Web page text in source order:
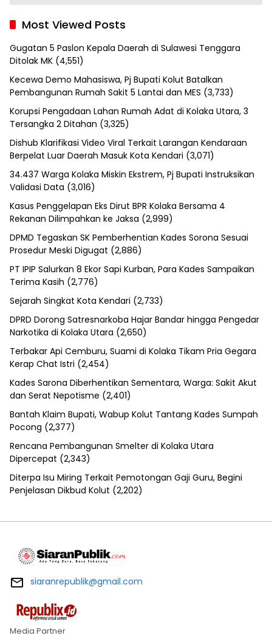
Most Viewed Posts
Gugatan 5 Paslon Kepala Daerah di Sulawesi Tenggara
Ditolak MK (4,551)
Kecewa Demo Mahasiswa, Pj Bupati Kolut Batalkan
Pembangunan Rumah Sakit 5 Lantai dan MES (3,733)
Korupsi Pengadaan Lahan Rumah Adat di Kolaka Utara, 3
Tersangka 2 Ditahan (3,325)
Dishub Klarifikasi Video Viral Terkait Larangan Kendaraan
Berpelat Luar Daerah Masuk Kota Kendari (3,071)
34.437 Warga Kolaka Miskin Ekstrem, Pj Bupati Instruksikan
Validasi Data (3,016)
Kasus Penggelapan Eks Dirut BPR Kolaka Bersama 4
Rekanan Dilimpahkan ke Jaksa (2,999)
DPMD Tegaskan SK Pemberhentian Kades Sorona Sesuai
Prosedur Meski Digugat (2,886)
PT IPIP Salurkan 8 Ekor Sapi Kurban, Para Kades Sampaikan
Terima Kasih (2,776)
Sejarah Singkat Kota Kendari (2,733)
DPRD Dorong Satresnarkoba Hajar Bandar hingga Pengedar
Narkotika di Kolaka Utara (2,650)
Terbakar Api Cemburu, Suami di Kolaka Tikam Pria Gegara
Kerap Chat Istri (2,454)
Kades Sarona Diberhentikan Sementara, Warga: Sakit Akut
dan Serat Nepotisme (2,401)
Bantah Klaim Bupati, Wabup Kolut Tantang Kades Sumpah
Pocong (2,377)
Rencana Pembangunan Smelter di Kolaka Utara
Dipercepat (2,343)
Diterpa Isu Miring Terkait Pemotongan Gaji Guru, Begini
Penjelasan Dikbud Kolut (2,202)
siaranrepublik@gmail.com
Media Partner